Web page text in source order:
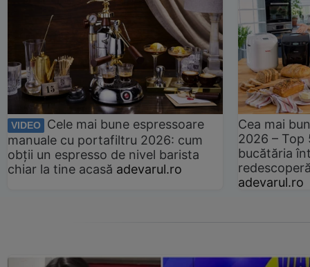
VIDEO
Cele mai bune espressoare
manuale cu portafiltru 2026: cum
obții un espresso de nivel barista
chiar la tine acasă adevarul.ro
Cea mai
2026 –
bucătăria
adevarul.ro